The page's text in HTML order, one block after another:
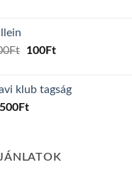
Ft
Original
600Ft.
100FtCurrent
100Ft.
klub tagság
Ft